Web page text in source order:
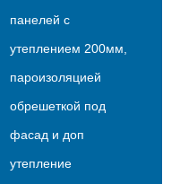
панелей с
утеплением 200мм,
пароизоляцией
обрешеткой под
фасад и доп
утепление